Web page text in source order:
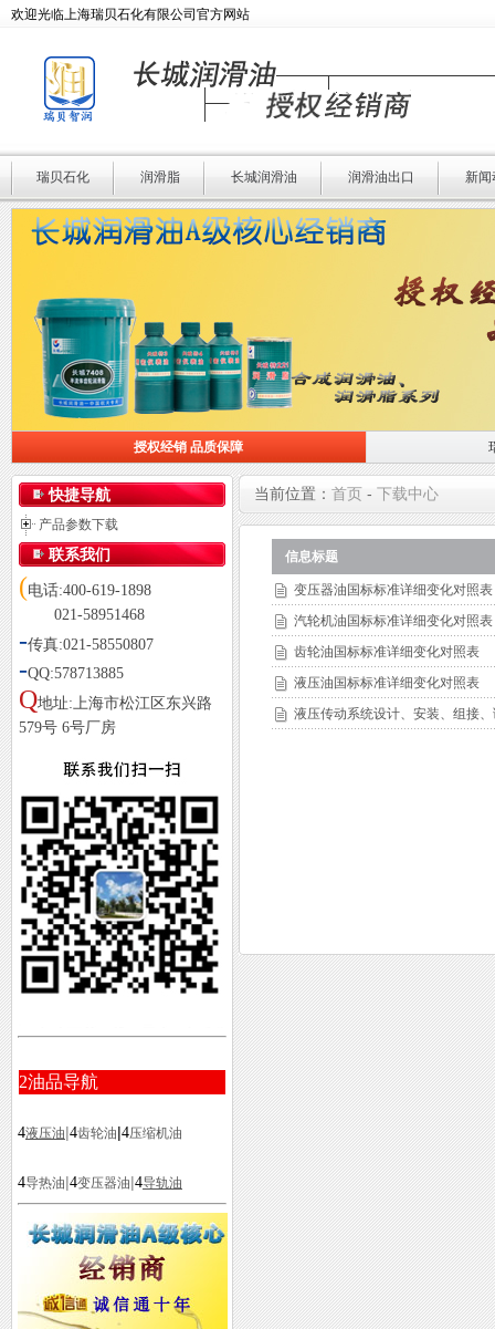
欢迎光临上海瑞贝石化有限公司官方网站
瑞贝石化 润滑脂 长城润滑油 润滑油出口 新闻
授权经销 品质保障
授权经销 品质保障
瑞贝石化 专业润滑
快捷导航
产品参数下载
联系我们
(电话:400-619-1898
021-58951468
-传真:021-58550807
-QQ:578713885
Q地址:上海市松江区东兴路
579号 6号厂房
2油品导航
4液压油|4齿轮油|4压缩机油
4导热油|4变压器油|4导轨油
当前位置： 首页 - 下载中心
信息标题
变压器油国标标准详细变化对照表
汽轮机油国标标准详细变化对照表
齿轮油国标标准详细变化对照表
液压油国标标准详细变化对照表
液压传动系统设计、安装、组接